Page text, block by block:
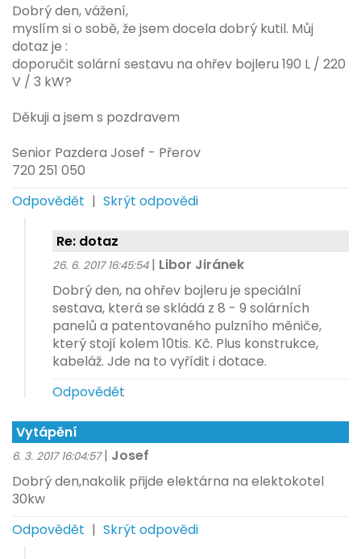
Dobrý den, vážení,
myslím si o sobě, že jsem docela dobrý kutil. Můj
dotaz je :
doporučit solární sestavu na ohřev bojleru 190 L / 220
V / 3 kW?
Děkuji a jsem s pozdravem
Senior Pazdera Josef - Přerov
720 251 050
Odpovědět | Skrýt odpovědi
Re: dotaz
26. 6. 2017 16:45:54 | Libor Jiránek
Dobrý den, na ohřev bojleru je speciální
sestava, která se skládá z 8 - 9 solárních
panelů a patentovaného pulzního měniče,
který stojí kolem 10tis. Kč. Plus konstrukce,
kabeláž. Jde na to vyřídit i dotace.
Odpovědět
Vytápění
6. 3. 2017 16:04:57 | Josef
Dobrý den,nakolik přijde elektárna na elektokotel
30kw
Odpovědět | Skrýt odpovědi